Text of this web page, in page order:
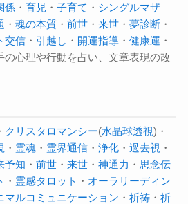
係・ 育児 ・ 子育て ・ シングルマザ
・ 魂の本質・ 前世・ 来世・ 夢診断・
交信・ 引越し ・ 開運指導・ 健康運 ・
の心理や行動を占い、文章表現の改
クリスタロマンシー(水晶球透視)・
・ 霊魂・ 霊界通信・ 浄化・ 過去視 ・
予知 ・ 前世・ 来世・ 神通力 ・ 思念伝
・ 霊感タロット ・ オーラ リーディン
マルコミュニケーション ・ 祈祷・ 祈